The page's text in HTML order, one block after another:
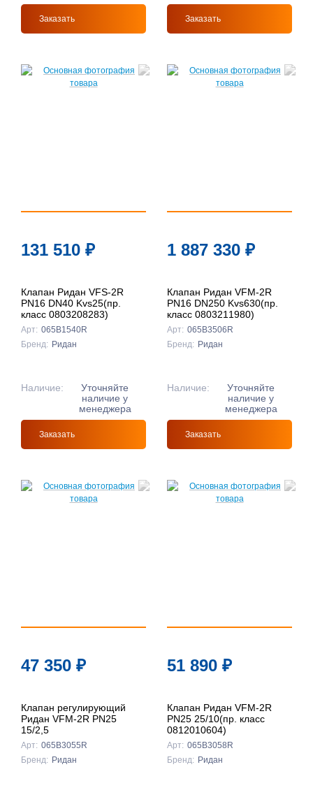
Заказать Заказать
131 510 ₽
Клапан Ридан VFS-2R
PN16 DN40 Kvs25(пр.
класс 0803208283)
Арт: 065B1540R
Бренд: Ридан
Наличие:
Уточняйте
наличие у
менеджера
Заказать
1 887 330 ₽
Клапан Ридан VFM-2R
PN16 DN250 Kvs630(пр.
класс 0803211980)
Арт: 065B3506R
Бренд: Ридан
Наличие:
Уточняйте
наличие у
менеджера
Заказать
47 350 ₽
Клапан регулирующий
Ридан VFM-2R PN25
15/2,5
Арт: 065B3055R
Бренд: Ридан
51 890 ₽
Клапан Ридан VFM-2R
PN25 25/10(пр. класс
0812010604)
Арт: 065B3058R
Бренд: Ридан